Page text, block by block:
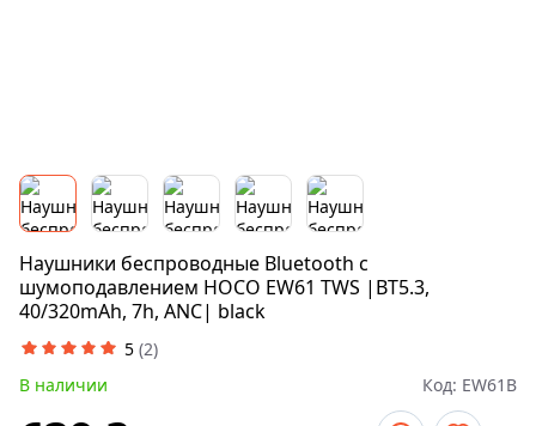
Наушники беспроводные Bluetooth с
шумоподавлением HOCO EW61 TWS |BT5.3,
40/320mAh, 7h, ANC| black
5 (2)
В наличии
Код: EW61B